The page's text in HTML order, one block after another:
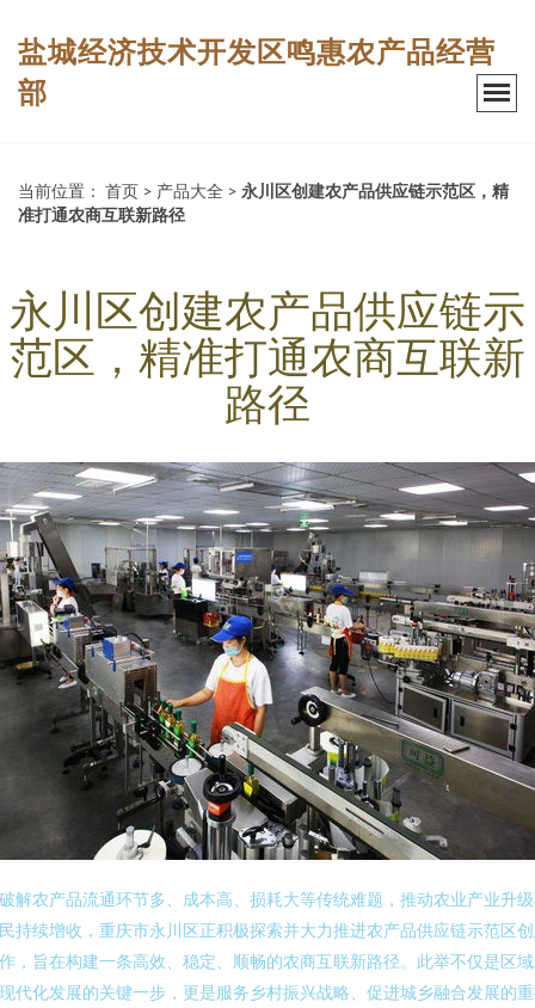
盐城经济技术开发区鸣惠农产品经营
部
当前位置： 首页 > 产品大全 > 永川区创建农产品供应链示范区，精
准打通农商互联新路径
永川区创建农产品供应链示
范区，精准打通农商互联新
路径
解农产品流通环节多、成本高、损耗大等传统难题，推动农业产业升
持续增收，重庆市永川区正积极探索并大力推进农产品供应链示范区
，旨在构建一条高效、稳定、顺畅的农商互联新路径。此举不仅是区
代化发展的关键一步，更是服务乡村振兴战略、促进城乡融合发展的